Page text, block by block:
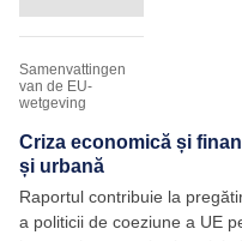
Samenvattingen
van de EU-
wetgeving
Criza economică și
și urbană
Raportul contribuie la
a politicii de coeziune a UE